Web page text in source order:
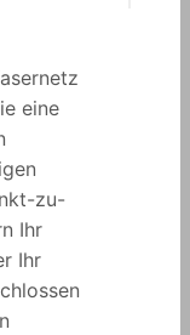
eine
zu-
Ihr
Ihr